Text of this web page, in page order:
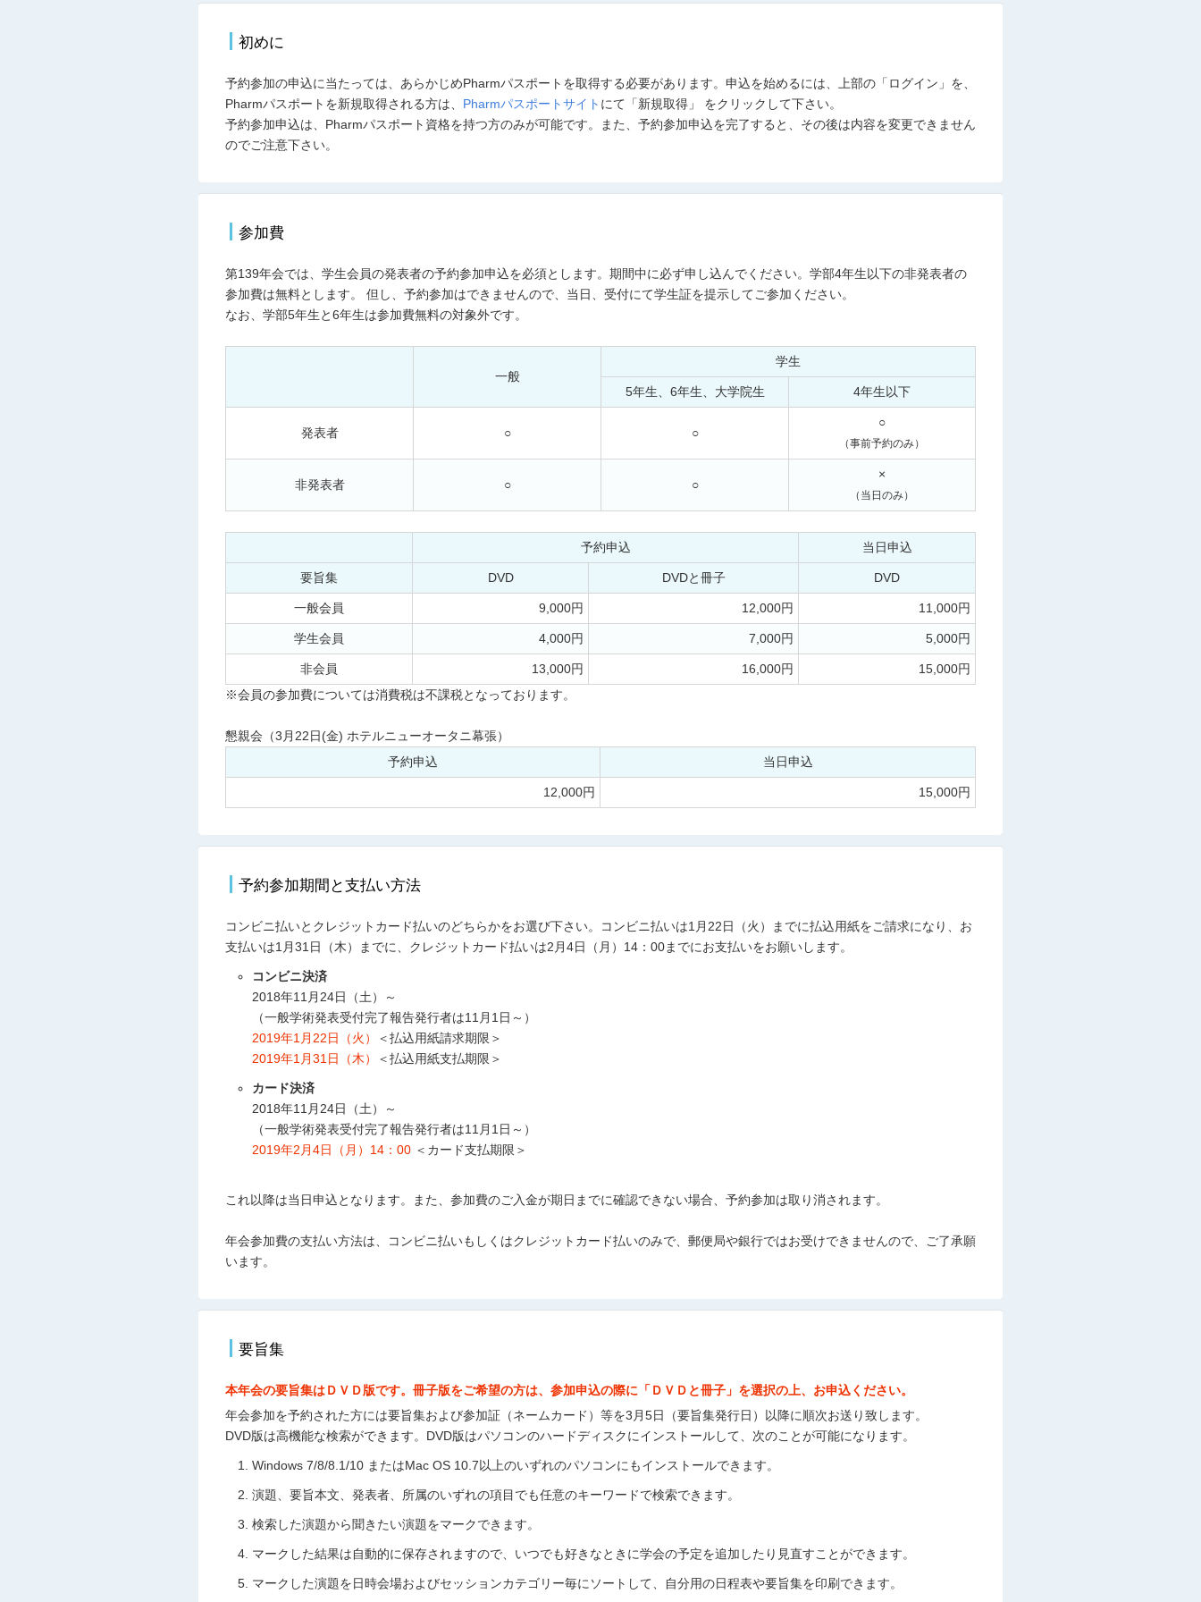
初めに
予約参加の申込に当たっては、あらかじめPharmパスポートを取得する必要があります。申込を始めるには、上部の「ログイン」を、
Pharmパスポートを新規取得される方は、 Pharmパスポートサイト にて「新規取得」 をクリックして下さい。
予約参加申込は、Pharmパスポート資格を持つ方のみが可能です。また、予約参加申込を完了すると、その後は内容を変更できません
のでご注意下さい。
参加費
第139年会では、学生会員の発表者の予約参加申込を必須とします。期間中に必ず申し込んでください。学部4年生以下の非発表者の
参加費は無料とします。 但し、予約参加はできませんので、当日、受付にて学生証を提示してご参加ください。
なお、学部5年生と6年生は参加費無料の対象外です。
一般
学生
5年生、6年生、大学院生 4年生以下
発表者 ○ ○
○
（事前予約のみ）
非発表者 ○ ○
×
（当日のみ）
予約申込 当日申込
要旨集 DVD DVDと冊子 DVD
一般会員 9,000円 12,000円 11,000円
学生会員 4,000円 7,000円 5,000円
非会員 13,000円 16,000円
15,000円
※会員の参加費については消費税は不課税となっております。
懇親会（3月22日(金) ホテルニューオータニ幕張）
予約申込
当日申込
12,000円 15,000円
予約参加期間と支払い方法
コンビニ払いとクレジットカード払いのどちらかをお選び下さい。コンビニ払いは1月22日（火）までに払込用紙をご請求になり、お
支払いは1月31日（木）までに、クレジットカード払いは2月4日（月）14：00までにお支払いをお願いします。
コンビニ決済
2018年11月24日（土）～
（一般学術発表受付完了報告発行者は11月1日～）
2019年1月22日（火）
＜払込用紙請求期限＞
2019年1月31日（木）
＜払込用紙支払期限＞
カード決済
2018年11月24日（土）～
（一般学術発表受付完了報告発行者は11月1日～）
2019年2月4日（月）14：00 ＜カード支払期限＞
これ以降は当日申込となります。また、参加費のご入金が期日までに確認できない場合、予約参加は取り消されます。
年会参加費の支払い方法は、コンビニ払いもしくはクレジットカード払いのみで、郵便局や銀行ではお受けできませんので、ご了承願
います。
要旨集
本年会の要旨集はＤＶＤ版です。冊子版をご希望の方は、参加申込の際に「ＤＶＤと冊子」を選択の上、お申込ください。
年会参加を予約された方には要旨集および参加証（ネームカード）等を3月5日（要旨集発行日）以降に順次お送り致します。
DVD版は高機能な検索ができます。DVD版はパソコンのハードディスクにインストールして、次のことが可能になります。
Windows 7/8/8.1/10 またはMac OS 10.7以上のいずれのパソコンにもインストールできます。
演題、要旨本文、発表者、所属のいずれの項目でも任意のキーワードで検索できます。
検索した演題から聞きたい演題をマークできます。
マークした結果は自動的に保存されますので、いつでも好きなときに学会の予定を追加したり見直すことができます。
マークした演題を日時会場およびセッションカテゴリー毎にソートして、自分用の日程表や要旨集を印刷できます。